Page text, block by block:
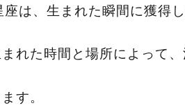
は、生まれた瞬間に獲得
れた時間と場所によって、
す。